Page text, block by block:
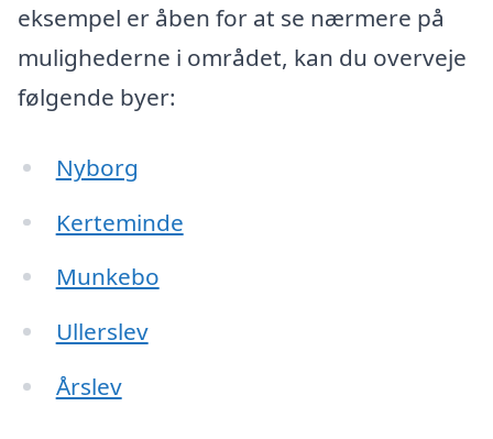
eksempel er åben for at se nærmere på
mulighederne i området, kan du overveje
følgende byer:
Nyborg
Kerteminde
Munkebo
Ullerslev
Årslev